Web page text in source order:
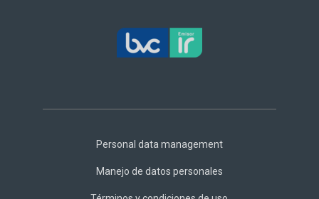
Footer
Personal data management
Manejo de datos personales